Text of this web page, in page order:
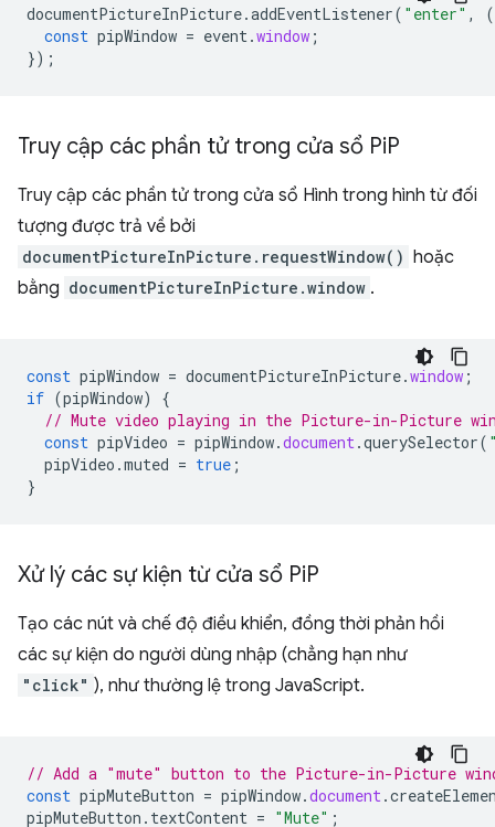
documentPictureInPicture.addEventListener( "enter" ,
(
const pipWindow = event .window ;
});
Truy cập các phần tử trong cửa sổ PiP
Truy cập các phần tử trong cửa sổ Hình trong hình từ đối
tượng được trả về bởi
documentPictureInPicture.requestWindow() hoặc
bằng documentPictureInPicture.window .
const pipWindow = documentPictureInPicture.window ;
if (pipWindow)
{
// Mute video playing in the Picture-in-Picture
const pipVideo = pipWindow.document .querySelector(
pipVideo .muted = true ;
}
Xử lý các sự kiện từ cửa sổ PiP
Tạo các nút và chế độ điều khiển, đồng thời phản hồi
các sự kiện do người dùng nhập (chẳng hạn như
"click" ), như thường lệ trong JavaScript.
// Add a "mute" button to the Picture-in-Picture
const pipMuteButton = pipWindow.document .
pipMuteButton . textContent = "Mute" ;